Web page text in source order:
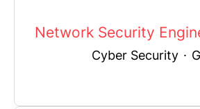
Network Security
Cyber Security ·